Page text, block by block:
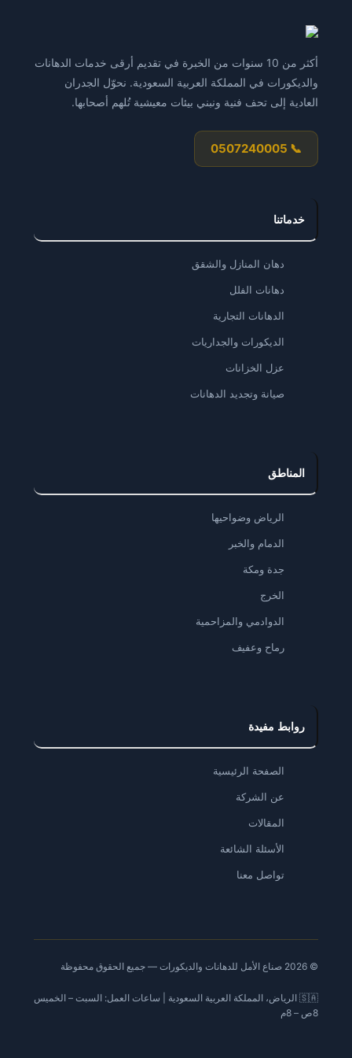
أكثر من 10 سنوات من الخبرة في تقديم أرقى خدمات الدهانات
والديكورات في المملكة العربية السعودية. نحوّل الجدران
العادية إلى تحف فنية ونبني بيئات معيشية تُلهم أصحابها.
📞 0507240005
خدماتنا
دهان المنازل والشقق
دهانات الفلل
الدهانات التجارية
الديكورات والجداريات
عزل الخزانات
صيانة وتجديد الدهانات
المناطق
الرياض وضواحيها
الدمام والخبر
جدة ومكة
الخرج
الدوادمي والمزاحمية
رماح وعفيف
روابط مفيدة
الصفحة الرئيسية
عن الشركة
المقالات
الأسئلة الشائعة
تواصل معنا
© 2026 صناع الأمل للدهانات والديكورات — جميع الحقوق محفوظة
🇸🇦 الرياض، المملكة العربية السعودية | ساعات العمل: السبت – الخميس
8ص – 8م